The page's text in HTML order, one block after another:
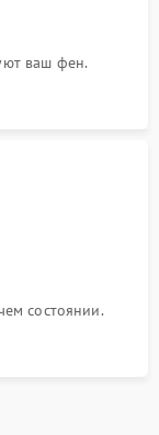
ваш фен.
состоянии.